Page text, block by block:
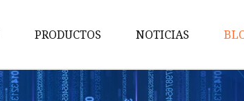
PRODUCTOS
Partes del gato hidráulico de aire
NOTICIAS